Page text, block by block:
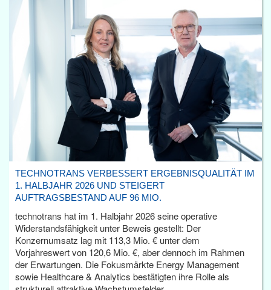
TECHNOTRANS VERBESSERT ERGEBNISQUALITÄT IM
1. HALBJAHR 2026 UND STEIGERT
AUFTRAGSBESTAND AUF 96 MIO.
technotrans hat im 1. Halbjahr 2026 seine operative
Widerstandsfähigkeit unter Beweis gestellt: Der
Konzernumsatz lag mit 113,3 Mio. € unter dem
Vorjahreswert von 120,6 Mio. €, aber dennoch im Rahmen
der Erwartungen. Die Fokusmärkte Energy Management
sowie Healthcare & Analytics bestätigten ihre Rolle als